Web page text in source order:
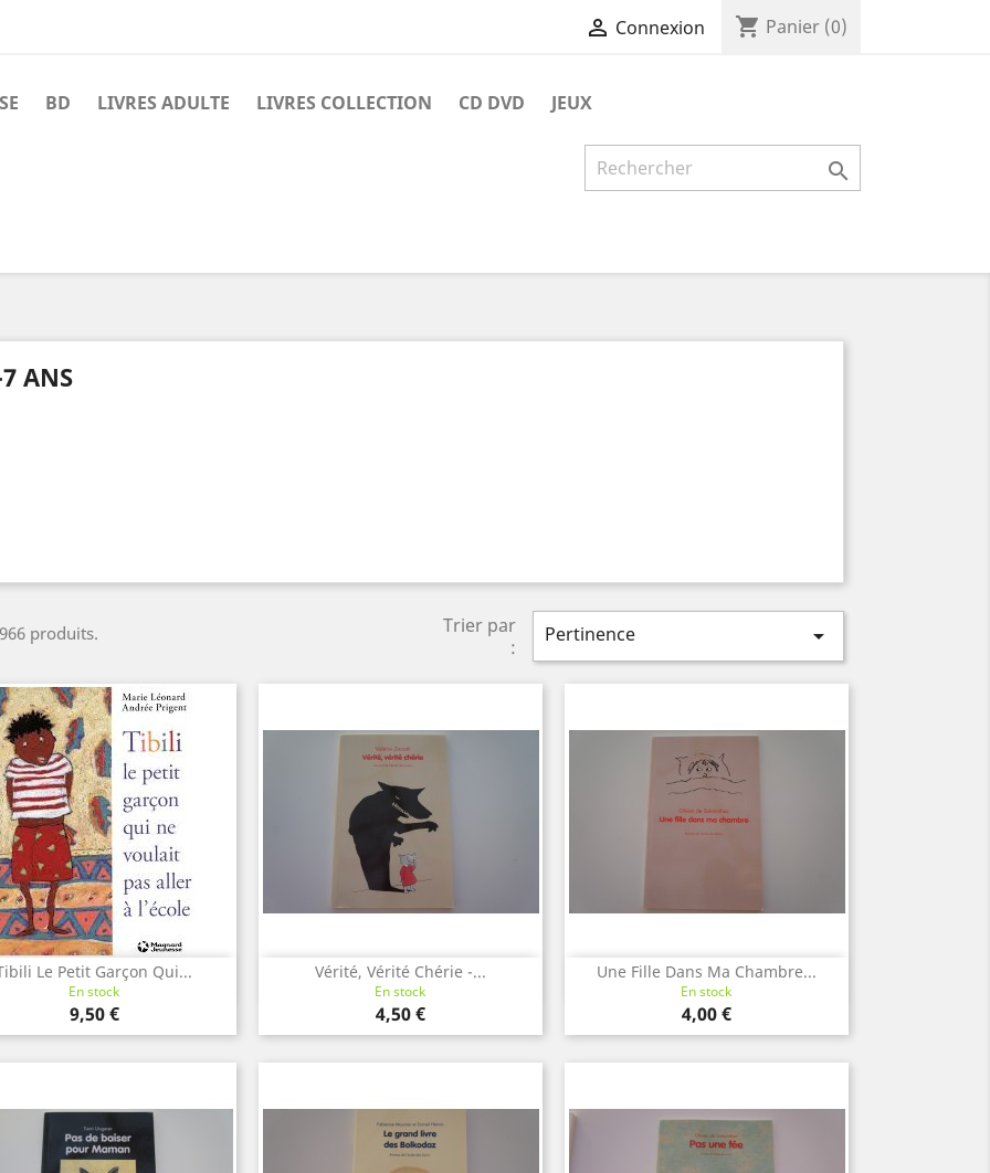
 Connexion shopping_cart Panier (0)
BD LIVRES ADULTE LIVRES COLLECTION CD DVD JEUX

ANS
produits.
Trier par
:
Pertinence 
Le Petit Garçon Qui...
En stock
Prix
9,50 €
Aperçu rapide Vérité, Vérité Chérie -...
En stock
Prix
4,50 €
Aperçu rapide Une Fille Dans Ma Chambre...
En stock
Prix
4,00 €
Aperçu rapide